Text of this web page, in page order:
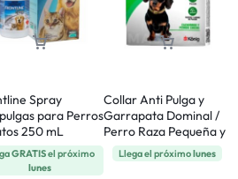
Spray
para Perros
250 mL
GRATISel próximo
lunes
Collar Anti Pulga y
Garrapata Dominal /
Perro Raza Pequeña y
Cachorros
Llega el próximolunes